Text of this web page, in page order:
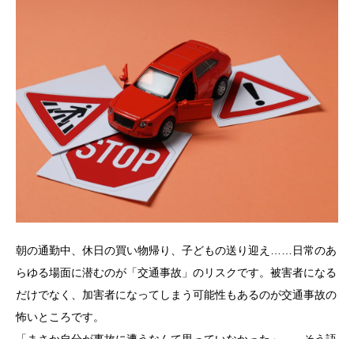
朝の通勤中、休日の買い物帰り、子どもの送り迎え……日常のあ
らゆる場面に潜むのが「交通事故」のリスクです。被害者になる
だけでなく、加害者になってしまう可能性もあるのが交通事故の
怖いところです。